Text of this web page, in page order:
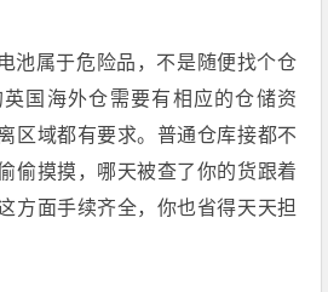
池属于危险品，不是随便找个仓
国海外仓需要有相应的仓储资
区域都有要求。普通仓库接都不
偷摸摸，哪天被查了你的货跟着
方面手续齐全，你也省得天天担